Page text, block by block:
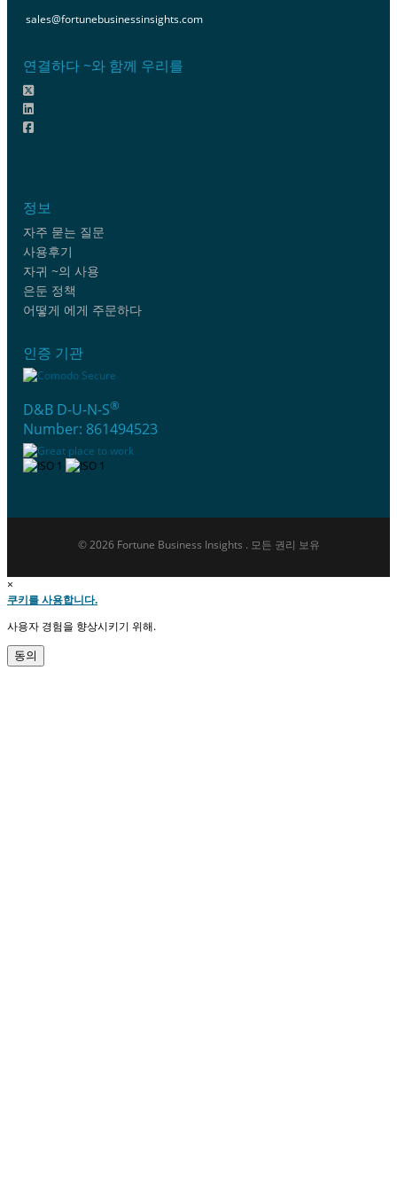
sales@fortunebusinessinsights.com
연결하다 ~와 함께 우리를
정보
자주 묻는 질문
사용후기
자귀 ~의 사용
은둔 정책
어떻게 에게 주문하다
인증 기관
D&B D-U-N-S®
Number: 861494523
© 2026 Fortune Business Insights . 모든 권리 보유
×
쿠키를 사용합니다.
사용자 경험을 향상시키기 위해.
동의